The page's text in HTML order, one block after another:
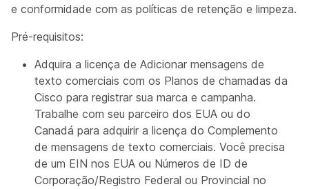
e conformidade com as políticas de retenção e limpeza.
Pré-requisitos:
Adquira a licença de Adicionar mensagens de
texto comerciais com os Planos de chamadas da
Cisco para registrar sua marca e campanha.
Trabalhe com seu parceiro dos EUA ou do
Canadá para adquirir a licença do Complemento
de mensagens de texto comerciais. Você precisa
de um EIN nos EUA ou Números de ID de
Corporação/Registro Federal ou Provincial no